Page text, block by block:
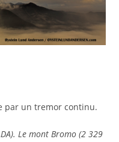
par un tremor continu.
Le mont Bromo (2 329